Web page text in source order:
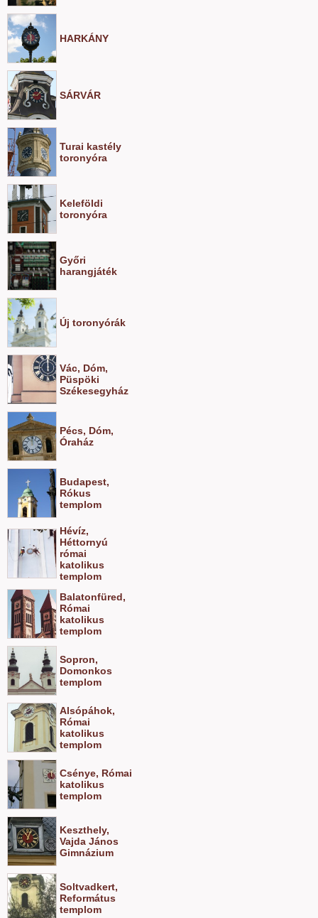
HARKÁNY
SÁRVÁR
Turai kastély
toronyóra
Keleföldi
toronyóra
Győri
harangjáték
Új toronyórák
Vác, Dóm,
Püspöki
Székesegyház
Pécs, Dóm,
Óraház
Budapest,
Rókus
templom
Hévíz,
Héttornyú
római
katolikus
templom
Balatonfüred,
Római
katolikus
templom
Sopron,
Domonkos
templom
Alsópáhok,
Római
katolikus
templom
Csénye, Római
katolikus
templom
Keszthely,
Vajda János
Gimnázium
Soltvadkert,
Református
templom